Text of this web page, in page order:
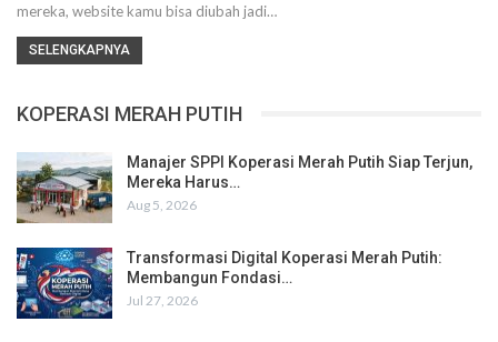
mereka, website kamu bisa diubah jadi…
SELENGKAPNYA
KOPERASI MERAH PUTIH
Manajer SPPI Koperasi Merah Putih Siap Terjun,
Mereka Harus…
Aug 5, 2026
Transformasi Digital Koperasi Merah Putih:
Membangun Fondasi…
Jul 27, 2026